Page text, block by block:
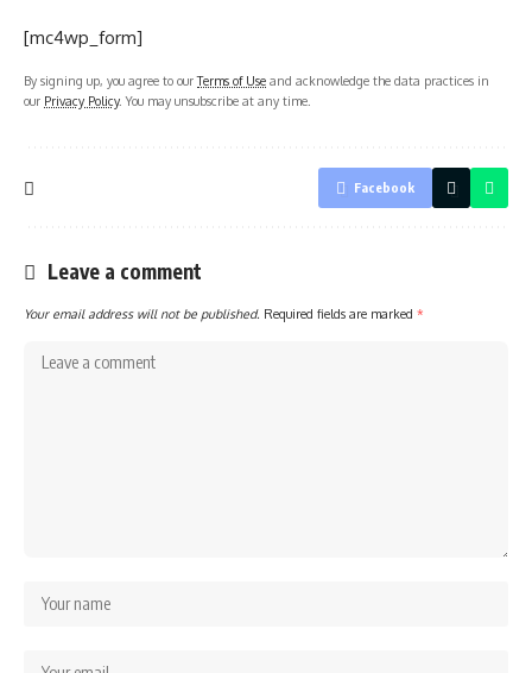
[mc4wp_form]
By signing up, you agree to ourTerms of Use and acknowledge the data practices in
our Privacy Policy. You may unsubscribe at any time.
Facebook
Leave a comment
Your email address will not be published. Required fields are marked *